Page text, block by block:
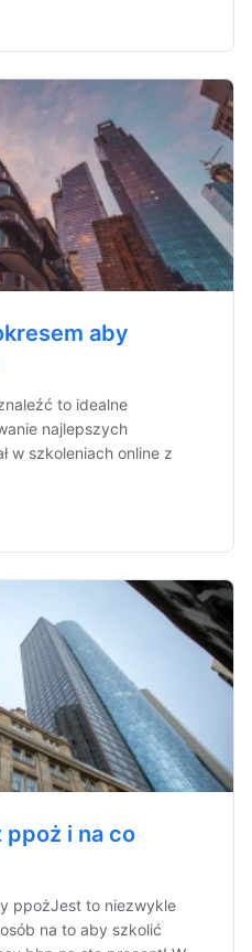
aby
to idealne
najlepszych
w szkoleniach online z
ppoż i na co
ppożJest to niezwykle
na to aby szkolić